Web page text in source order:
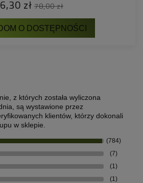
zł 78,00 zł
O DOSTĘPNOŚCI
z których została wyliczona
są wystawione przez
klientów, którzy dokonali
w sklepie.
(784)
(7)
(1)
(1)